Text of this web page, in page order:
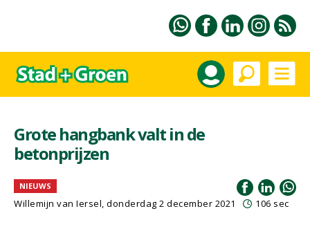
Grote hangbank valt in de
betonprijzen
NIEUWS
Willemijn van Iersel, donderdag 2 december 2021 106 sec